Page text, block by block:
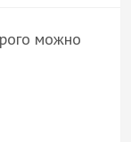
можно